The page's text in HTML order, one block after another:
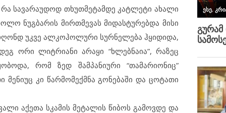
რა სავარაუდოდ თხუთმეტამდე კატლეტი ახალი
ნუგბარის მირთმევას მიდასტურებდა მისი
უკვე ალკოჰოლური სურნელება ჰყიდიდა,
ორი ლიტრიანი არაყი “ხლებნაია”, რაზეც
რომ ზედ შამპანიური “თამარიონიც”
კი წარმომექმნა გონებაში და ცოტათი
აქეთა სკამის მეტალის წიბოს გამოვდე და